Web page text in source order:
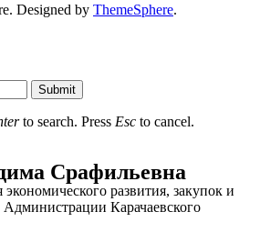
Designed by ThemeSphere.
Submit
to search. Press Esc to cancel.
Срафильевна
развития, закупок и
Карачаевского